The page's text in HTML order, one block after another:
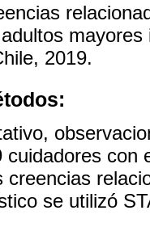
2019.
cuidadores con
creencias
se utilizó